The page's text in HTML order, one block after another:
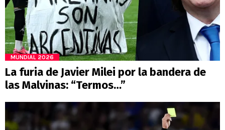
MUNDIAL 2026
La furia de Javier Milei por la bandera de
las Malvinas: “Termos…”